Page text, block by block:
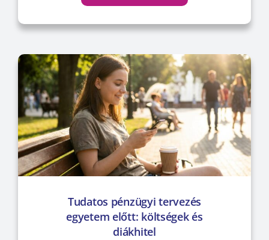
Tudatos pénzügyi tervezés
egyetem előtt: költségek és
diákhitel